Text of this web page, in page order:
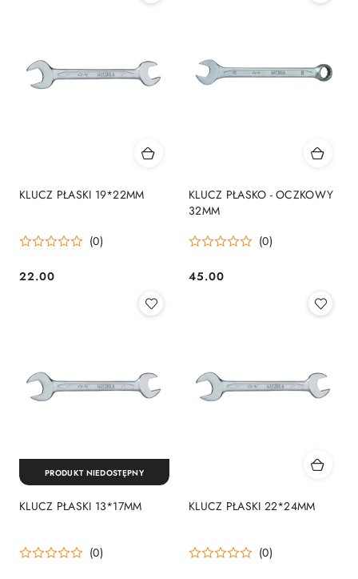
KLUCZ PŁASKI 19*22MM
(0)
Cena:
22.00
KLUCZ PŁASKO - OCZKOWY
32MM
(0)
Cena:
45.00
KLUCZ PŁASKI 13*17MM
(0)
PRODUKT NIEDOSTĘPNY
KLUCZ PŁASKI 22*24MM
(0)